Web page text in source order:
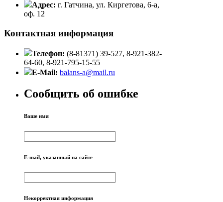
Адрес: г. Гатчина, ул. Киргетова, 6-а,
оф. 12
Контактная информация
Телефон: (8-81371) 39-527, 8-921-382-
64-60, 8-921-795-15-55
E-Mail: balans-a@mail.ru
Сообщить об ошибке
Ваше имя
E-mail, указанный на сайте
Некорректная информация